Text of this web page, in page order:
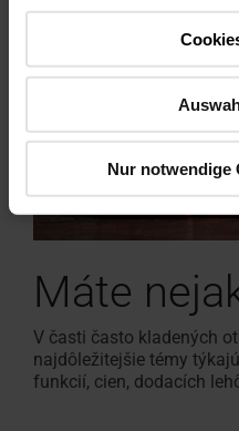
Nur notwendige
Máte
V časti často kladených
najdôležitejšie témy
funkcií, cien, dodacích